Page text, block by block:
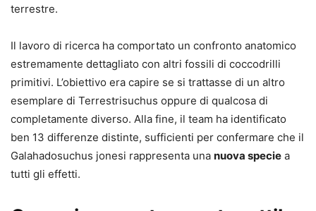
terrestre.
Il lavoro di ricerca ha comportato un confronto anatomico
estremamente dettagliato con altri fossili di coccodrilli
primitivi. L’obiettivo era capire se si trattasse di un altro
esemplare di Terrestrisuchus oppure di qualcosa di
completamente diverso. Alla fine, il team ha identificato
ben 13 differenze distinte, sufficienti per confermare che il
Galahadosuchus jonesi rappresenta una nuova specie a
tutti gli effetti.